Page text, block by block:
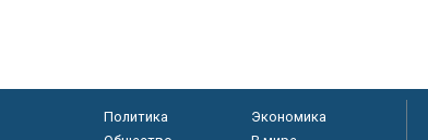
Политика
Экономика